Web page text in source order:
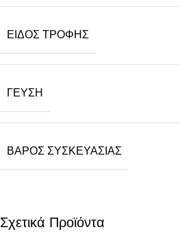
ΕΊΔΟΣ ΤΡΟΦΉΣ
ΓΕΎΣΗ
ΒΆΡΟΣ ΣΥΣΚΕΥΑΣΊΑΣ
Σχετικά Προϊόντα